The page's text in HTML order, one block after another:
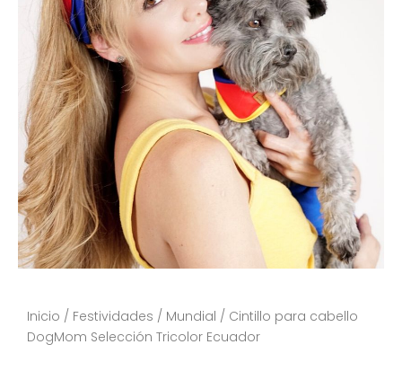
Inicio / Festividades / Mundial / Cintillo para cabello
DogMom Selección Tricolor Ecuador